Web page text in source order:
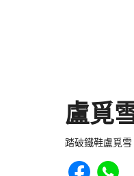
盧覓
踏破鐵鞋盧覓雪
Share toShare